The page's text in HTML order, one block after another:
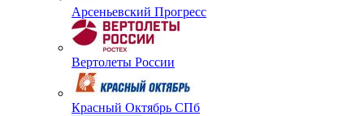
Арсеньевский Прогресс
Вертолеты России
Красный Октябрь СПб